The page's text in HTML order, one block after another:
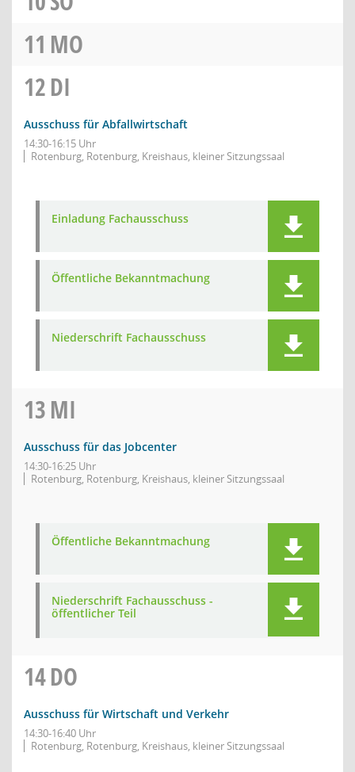
11 MO
12DI
Ausschuss für Abfallwirtschaft
14:30-16:15 Uhr
Rotenburg, Rotenburg, Kreishaus, kleiner Sitzungssaal
Einladung Fachausschuss
Öffentliche Bekanntmachung
Niederschrift Fachausschuss
13MI
Ausschuss für das Jobcenter
14:30-16:25 Uhr
Rotenburg, Rotenburg, Kreishaus, kleiner Sitzungssaal
Öffentliche Bekanntmachung
Niederschrift Fachausschuss -
öffentlicher Teil
14DO
Ausschuss für Wirtschaft und Verkehr
14:30-16:40 Uhr
Rotenburg, Rotenburg, Kreishaus, kleiner Sitzungssaal